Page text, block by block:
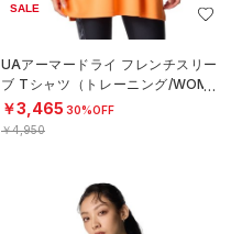
SALE
UAアーマードライ フレンチスリー
ブ Tシャツ（トレーニング/WOME
N）
￥3,465 30%OFF
￥4,950